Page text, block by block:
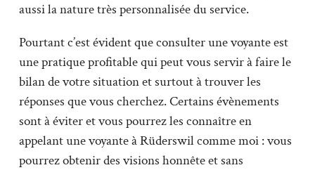
aussi la nature très personnalisée du service.
Pourtant c’est évident que consulter une voyante est
une pratique profitable qui peut vous servir à faire le
bilan de votre situation et surtout à trouver les
réponses que vous cherchez. Certains évènements
sont à éviter et vous pourrez les connaître en
appelant une voyante à Rüderswil comme moi : vous
pourrez obtenir des visions honnête et sans